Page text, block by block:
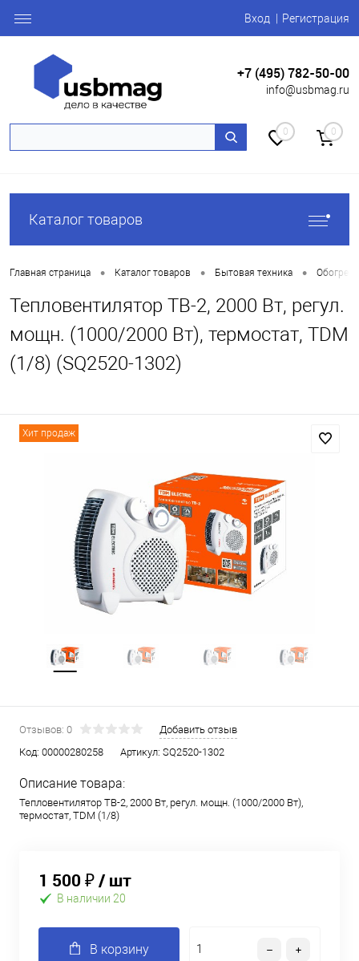
Вход Регистрация
+7 (495) 782-50-00
info@usbmag.ru
0 0
Каталог товаров
Главная страница • Каталог товаров • Бытовая техника •
Тепловентилятор ТВ-2, 2000 Вт, регул.
мощн. (1000/2000 Вт), термостат, TDM
(1/8) (SQ2520-1302)
Хит продаж
Отзывов: 0
Добавить отзыв
Код: 00000280258 Артикул: SQ2520-1302
Описание товара:
Тепловентилятор ТВ-2, 2000 Вт, регул. мощн. (1000/2000 Вт),
термостат, TDM (1/8)
1 500 ₽/ шт
В наличии 20
В корзину